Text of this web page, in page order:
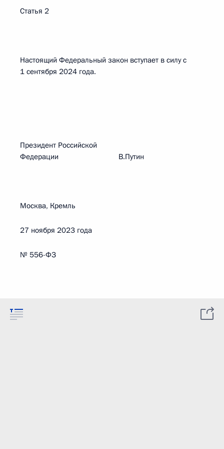
Статья 2
Настоящий Федеральный закон вступает в силу с
1 сентября 2024 года.
Президент Российской
Федерации В.Путин
Москва, Кремль
27 ноября 2023 года
№ 556-ФЗ